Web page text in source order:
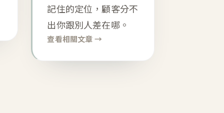
記住的定位，顧客分不
出你跟別人差在哪。
查看相關文章 →